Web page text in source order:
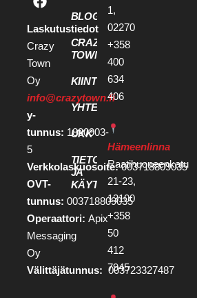
Laskutustiedot
Crazy
Town
Oy
info@crazytown.fi
y-
tunnus: 1880903-
5
Verkkolaskuosoite:003718809035
OVT-
tunnus: 003718809035
Operaattori: Apix
Messaging
Oy
Välittäjätunnus: 003723327487
BLOGI
CRAZY
TOWN
KIINTEISTÖKEHITTÄJILLE
YHTEYSTIEDOT
UKK
TIETOSUOJA
JA
KÄYTTÖEHDOT
1,
02270
+358
400
634
406
Hämeenlinna
Raatihuoneenkatu
21-23,
13100
+358
50
412
7945